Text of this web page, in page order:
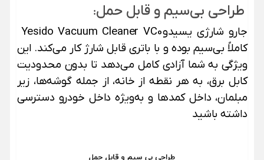
طراحی بی‌سیم و قابل حمل:
جارو شارژی یسیدوYesido Vacuum Cleaner VC0
کاملاً بی‌سیم بوده و با باتری قابل شارژ کار می‌کند. این
ویژگی به شما آزادی کامل می‌دهد تا بدون محدودیت
کابل برق، به هر نقطه از خانه، از جمله گوشه‌ها، زیر
مبلمان، داخل کمدها و به‌ویژه داخل خودرو دسترسی
داشته باشید